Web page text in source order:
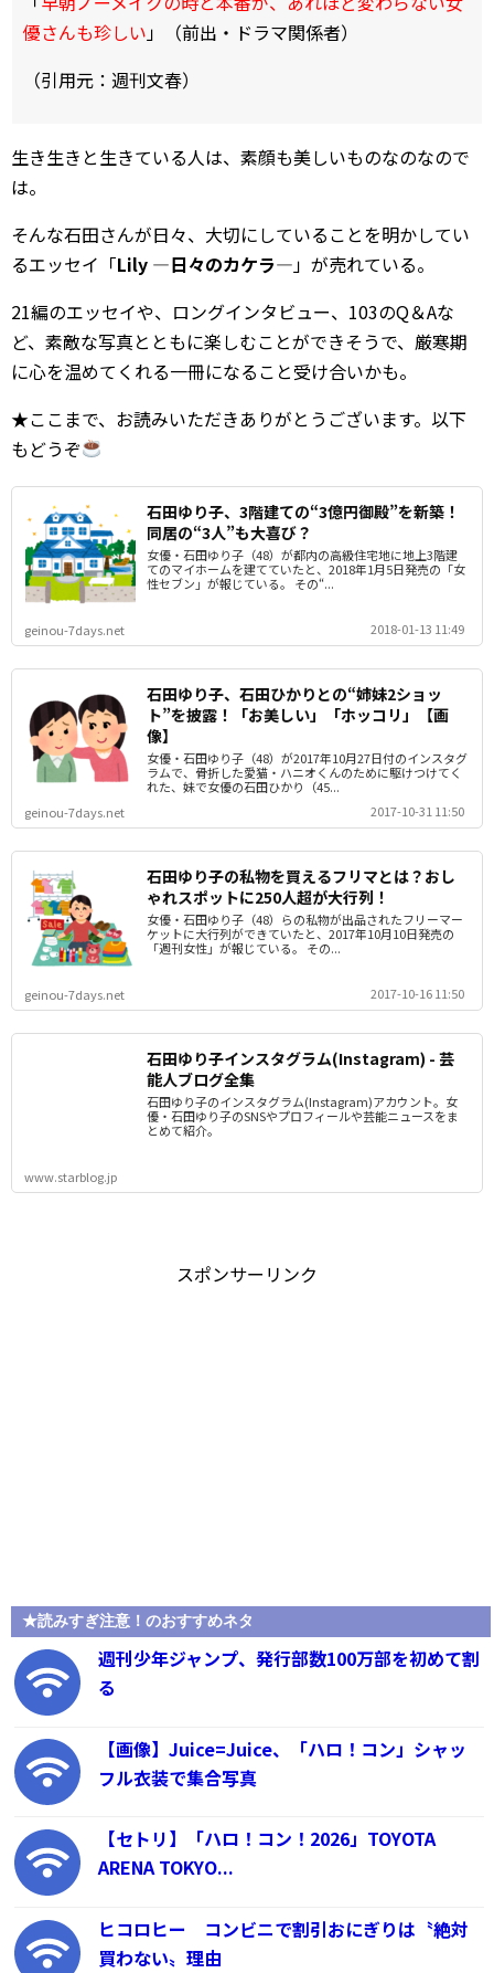
優さんも珍しい 」（前出・ドラマ関係者）
（引用元：週刊文春）
生き生きと生きている人は、素顔も美しいものなのなので
は。
そんな石田さんが日々、大切にしていることを明かしてい
るエッセイ「Lily ―日々のカケラ― 」が売れている。
21編のエッセイや、ロングインタビュー、103のQ＆Aな
ど、素敵な写真とともに楽しむことができそうで、厳寒期
に心を温めてくれる一冊になること受け合いかも。
★ここまで、お読みいただきありがとうございます。以下
もどうぞ
石田ゆり子、3階建ての“3億円御殿”を新築！
同居の“3人”も大喜び？
女優・石田ゆり子（48）が都内の高級住宅地に地上3階建
てのマイホームを建てていたと、2018年1月5日発売の「女
性セブン」が報じている。 その“...
geinou-7days.net 2018-01-13 11:49
石田ゆり子、石田ひかりとの“姉妹2ショッ
ト”を披露！「お美しい」「ホッコリ」【画
像】
女優・石田ゆり子（48）が2017年10月27日付のインスタグ
ラムで、骨折した愛猫・ハニオくんのために駆けつけてく
れた、妹で女優の石田ひかり（45...
geinou-7days.net
2017-10-31 11:50
石田ゆり子の私物を買えるフリマとは？おし
ゃれスポットに250人超が大行列！
女優・石田ゆり子（48）らの私物が出品されたフリーマー
ケットに大行列ができていたと、2017年10月10日発売の
「週刊女性」が報じている。 その...
geinou-7days.net 2017-10-16 11:50
石田ゆり子インスタグラム(Instagram) - 芸
能人ブログ全集
石田ゆり子のインスタグラム(Instagram)アカウント。女
優・石田ゆり子のSNSやプロフィールや芸能ニュースをま
とめて紹介。
www.starblog.jp
スポンサーリンク
★読みすぎ注意！のおすすめネタ
週刊少年ジャンプ、発行部数100万部を初めて割
る
【画像】Juice=Juice、「ハロ！コン」シャッ
フル衣装で集合写真
【セトリ】「ハロ！コン！2026」TOYOTA
ARENA TOKYO...
ヒコロヒー コンビニで割引おにぎりは〝絶対
買わない〟理由